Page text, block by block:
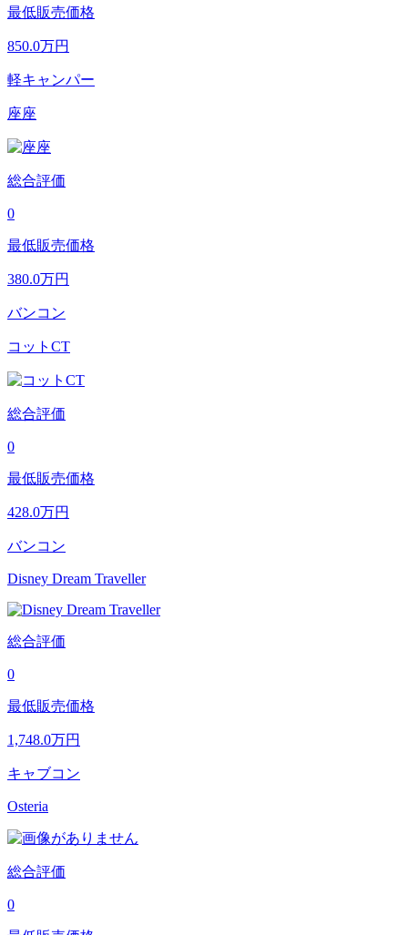
最低販売価格
850.0万円
軽キャンパー
座座
総合評価
0
最低販売価格
380.0万円
バンコン
コットCT
総合評価
0
最低販売価格
428.0万円
バンコン
Disney Dream Traveller
総合評価
0
最低販売価格
1,748.0万円
キャブコン
Osteria
総合評価
0